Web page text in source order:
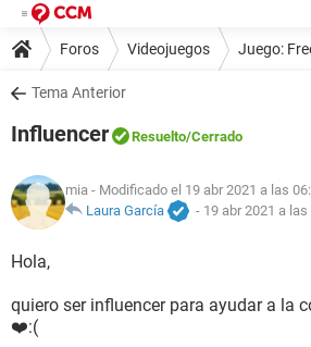
Foros Videojuegos Juego:
Tema Anterior
Influencer Resuelto/Cerrado
mia - Modificado el 19 abr 2021 a las
Laura García
- 19 abr 2021 a las
Hola,
quiero ser influencer para ayudar a la
❤️:(